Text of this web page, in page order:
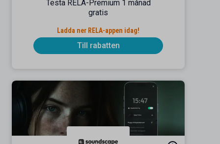
Testa RELA-Premium 1 månad
gratis
Ladda ner RELA-appen idag!
Till rabatten